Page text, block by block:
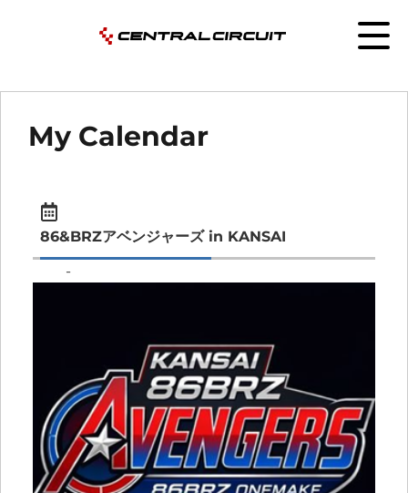
My Calendar
86&BRZアベンジャーズ in KANSAI
-